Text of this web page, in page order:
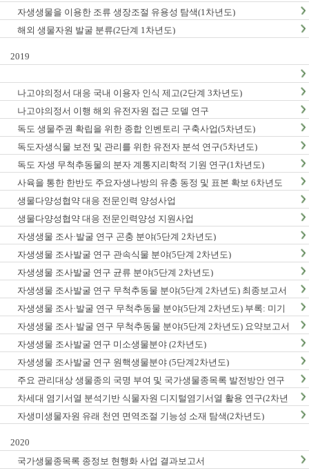
자생생물을 이용한 조류 생장조절 유용성 탐색(1차년도)
해외 생물자원 발굴 분류(2단계 1차년도)
2019
나고야의정서 대응 국내 이용자 인식 제고(2단계 3차년도)
나고야의정서 이행 해외 유전자원 접근 모델 연구
독도 생물주권 확립을 위한 종합 인벤토리 구축사업(5차년도)
독도자생식물 보전 및 관리를 위한 유전자 분석 연구(5차년도)
독도 자생 무척추동물의 분자 계통지리학적 기원 연구(1차년도)
사육을 통한 한반도 주요자생나방의 유충 동정 및 표본 확보 6차년도
생물다양성협약 대응 전문인력 양성사업
생물다양성협약 대응 전문인력양성 지원사업
자생생물 조사·발굴 연구 곤충 분야(5단계 2차년도)
자생생물 조사발굴 연구 관속식물 분야(5단계 2차년도)
자생생물 조사발굴 연구 균류 분야(5단계 2차년도)
자생생물 조사발굴 연구 무척추동물 분야(5단계 2차년도) 최종보고서
자생생물 조사·발굴 연구 무척추동물 분야(5단계 2차년도) 부록: 미기
록/신종 발굴표
자생생물 조사·발굴 연구 무척추동물 분야(5단계 2차년도) 요약보고서
자생생물 조사발굴 연구 미소생물분야 (2차년도)
자생생물 조사발굴 연구 원핵생물분야 (5단계2차년도)
주요 관리대상 생물종의 국명 부여 및 국가생물종목록 발전방안 연구
차세대 염기서열 분석기반 식물자원 디지털염기서열 활용 연구(2차년
도)
자생미생물자원 유래 천연 면역조절 기능성 소재 탐색(2차년도)
2020
국가생물종목록 종정보 현행화 사업 결과보고서